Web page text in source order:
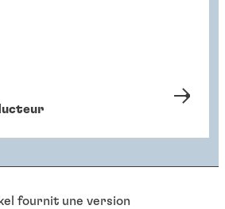
fournit une version